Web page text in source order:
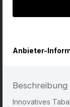
Anbieter-
Beschreibung
Innovatives